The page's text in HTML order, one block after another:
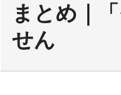
まとめ｜
せん